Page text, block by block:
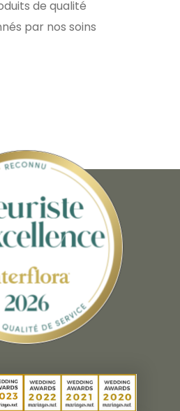
de qualité
par nos soins